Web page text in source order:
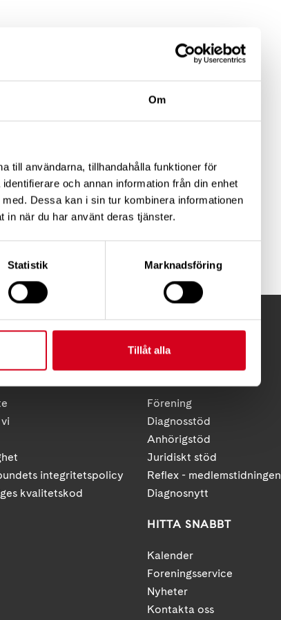
Om
till användarna, tillhandahålla funktioner för
och annan information från din enhet
Dessa kan i sin tur kombinera informationen
in när du har använt deras tjänster.
Statistik Marknadsföring
Tillåt alla
motorcykel.
integritetspolicy
kvalitetskod
FÖR MEDLEMMAR
Förening
Diagnosstöd
Anhörigstöd
Juridiskt stöd
Reflex - medlemstidningen
Diagnosnytt
HITTA SNABBT
Kalender
Foreningsservice
Nyheter
Kontakta oss